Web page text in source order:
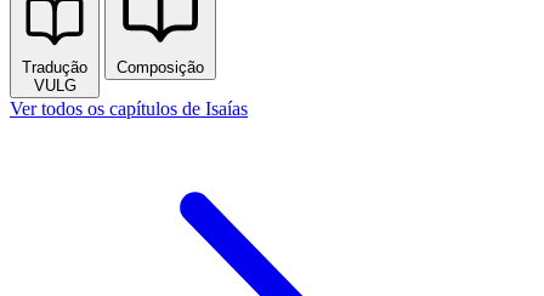
Tradução
VULG
Composição
Ver todos os capítulos de Isaías